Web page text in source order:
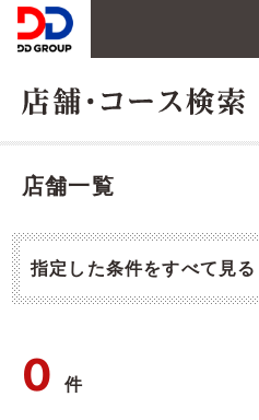
店舗一覧
指定した条件をすべて見る
0件